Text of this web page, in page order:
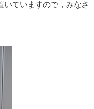
ていますので，みなさ